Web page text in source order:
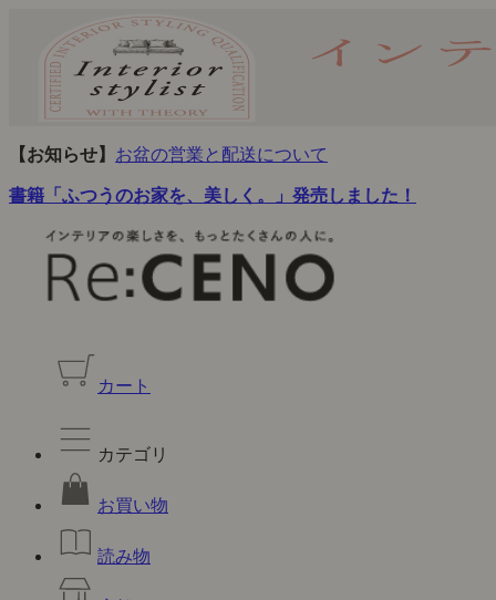
【お知らせ】 お盆の営業と配送について
書籍「ふつうのお家を、美しく。」発売しました！
カート
カテゴリ
お買い物
読み物